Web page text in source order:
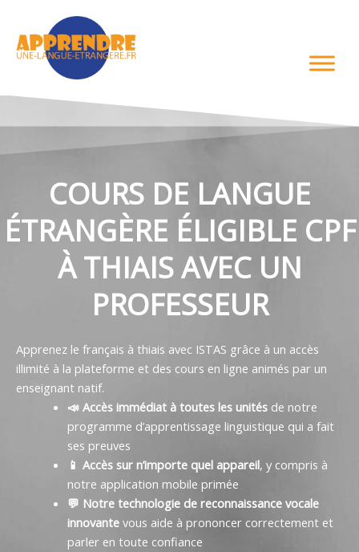
contenu
COURS DE LANGUE
ÉTRANGÈRE ÉLIGIBLE CPF
À THIAIS AVEC UN
PROFESSEUR
Apprenez le français à thiais avec ISTAS grâce à un accès
illimité à la plateforme et des cours en ligne animés par un
enseignant natif.
📣 Accès immédiat à toutes les unitésde notre
programme d’apprentissage linguistique qui a fait
ses preuves
📱 Accès sur n’importe quel appareil, y compris à
notre application mobile primée
💬 Notre technologie de reconnaissance vocale
innovantevous aide à prononcer correctement et
parler en toute confiance